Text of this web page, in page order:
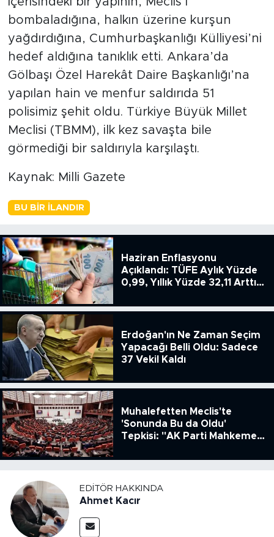
bombaladığına, halkın üzerine kurşun
yağdırdığına, Cumhurbaşkanlığı Külliyesi’ni
hedef aldığına tanıklık etti. Ankara’da
Gölbaşı Özel Harekât Daire Başkanlığı’na
yapılan hain ve menfur saldırıda 51
polisimiz şehit oldu. Türkiye Büyük Millet
Meclisi (TBMM), ilk kez savaşta bile
görmediği bir saldırıyla karşılaştı.
Kaynak: Milli Gazete
BU BIR İLANDIR
Haziran Enflasyonu
Açıklandı: TÜFE Aylık Yüzde
0,99, Yıllık Yüzde 32,11 Arttı,
51.49
Erdoğan'ın Ne Zaman Seçim
Yapacağı Belli Oldu: Sadece
37 Vekil Kaldı
Muhalefetten Meclis'te
'Sonunda Bu da Oldu'
Tepkisi: "AK Parti Mahkeme
Kanun Çıkardı"
EDITÖR HAKKINDA
Ahmet Kacır